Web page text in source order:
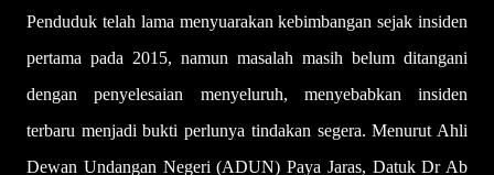
Penduduk telah lama menyuarakan kebimbangan sejak insiden
pertama pada 2015, namun masalah masih belum ditangani
dengan penyelesaian menyeluruh, menyebabkan insiden
terbaru menjadi bukti perlunya tindakan segera. Menurut Ahli
Dewan Undangan Negeri (ADUN) Paya Jaras, Datuk Dr Ab